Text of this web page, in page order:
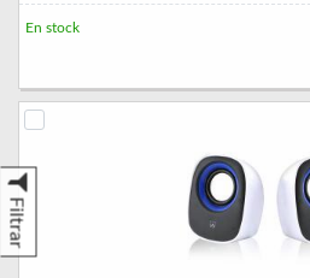
Filtrar
En stock